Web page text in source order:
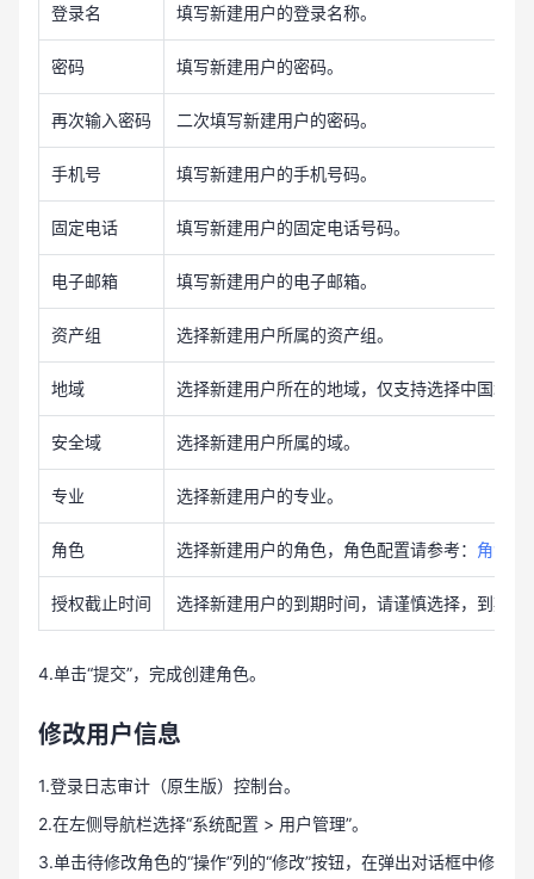
登录名 填写新建用户的登录名称。
密码 填写新建用户的密码。
再次输入密码 二次填写新建用户的密码。
手机号 填写新建用户的手机号码。
固定电话 填写新建用户的固定电话号码。
电子邮箱 填写新建用户的电子邮箱。
资产组 选择新建用户所属的资产组。
地域 选择新建用户所在的地域，仅支持选择中国境内
安全域 选择新建用户所属的域。
专业 选择新建用户的专业。
角色 选择新建用户的角色，角色配置请参考： 角色管
授权截止时间 选择新建用户的到期时间，请谨慎选择，到期后
4.单击“提交”，完成创建角色。
修改用户信息
1.登录日志审计（原生版）控制台。
2.在左侧导航栏选择“系统配置 > 用户管理”。
3.单击待修改角色的“操作”列的“修改”按钮，在弹出对话框中修